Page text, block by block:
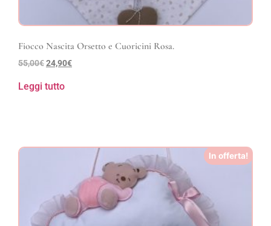
Fiocco Nascita Orsetto e Cuoricini Rosa.
55,00€24,90€
Leggi tutto
In offerta!